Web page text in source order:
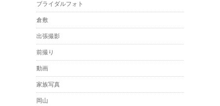
ブライダルフォト
倉敷
出張撮影
前撮り
動画
家族写真
岡山